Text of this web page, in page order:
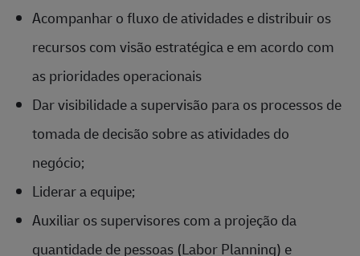
Acompanhar o fluxo de atividades e distribuir os
recursos com visão estratégica e em acordo com
as prioridades operacionais
Dar visibilidade a supervisão para os processos de
tomada de decisão sobre as atividades do
negócio;
Liderar a equipe;
Auxiliar os supervisores com a projeção da
quantidade de pessoas (Labor Planning) e